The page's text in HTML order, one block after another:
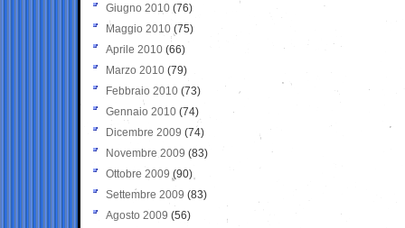
Giugno 2010 (76)
Maggio 2010 (75)
Aprile 2010 (66)
Marzo 2010 (79)
Febbraio 2010 (73)
Gennaio 2010 (74)
Dicembre 2009 (74)
Novembre 2009 (83)
Ottobre 2009 (90)
Settembre 2009 (83)
Agosto 2009 (56)